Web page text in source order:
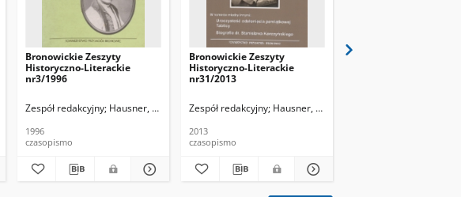
Bronowickie Zeszyty
Historyczno-Literackie
nr3/1996
Zespół redakcyjny Hausner, Wojciech
1996
czasopismo
Bronowickie Zeszyty
Historyczno-Literackie
nr31/2013
Zespół redakcyjny Hausner, Wojciech
2013
czasopismo